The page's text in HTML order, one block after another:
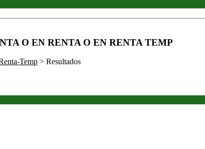
O EN RENTA O EN RENTA TEMP
Temp > Resultados